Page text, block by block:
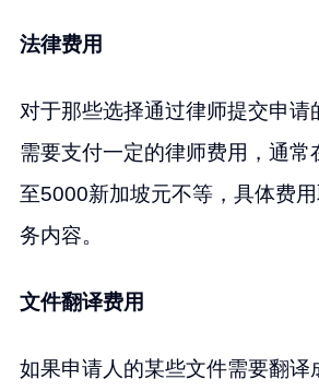
法律费用
对于那些选择通过律师提交申请
需要支付一定的律师费用，通常
至5000新加坡元不等，具体费
务内容。
文件翻译费用
如果申请人的某些文件需要翻译